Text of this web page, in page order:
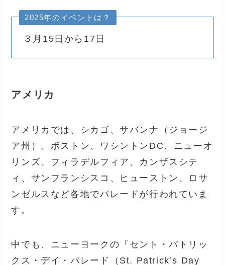
2025年のイベントは？
３月15日から17日
アメリカ
アメリカでは、シカゴ、サバンナ（ジョージ
ア州）、ボストン、ワシントンDC、ニューオ
リンズ、フィラデルフィア、カンザスシテ
ィ、サンフランシスコ、ヒューストン、ロサ
ンゼルスなど各地でパレードが行われていま
す。
中でも、ニューヨークの『セント・パトリッ
クス・デイ・パレード（St. Patrick’s Day